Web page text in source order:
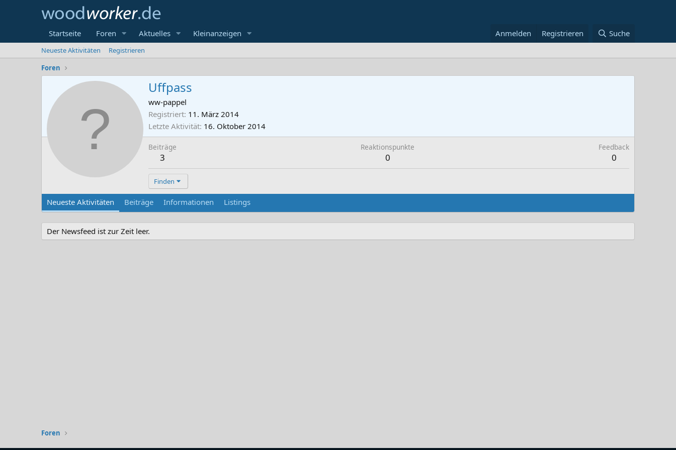
Startseite Foren Aktuelles Kleinanzeigen Anmelden Registrieren Suche
Neueste Aktivitäten
Registrieren
Foren
Uffpass
ww-pappel
Registriert 11. März 2014
Letzte Aktivität 16. Oktober 2014
Beiträge
3
Reaktionspunkte
0
Feedback
0
Finden
Neueste Aktivitäten Beiträge Informationen Listings
Der Newsfeed ist zur Zeit leer.
Foren